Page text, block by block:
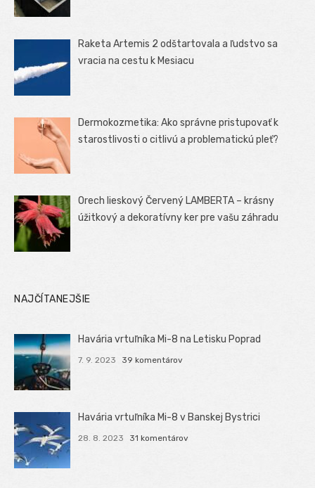
Raketa Artemis 2 odštartovala a ľudstvo sa
vracia na cestu k Mesiacu
Dermokozmetika: Ako správne pristupovať k
starostlivosti o citlivú a problematickú pleť?
Orech lieskový Červený LAMBERTA – krásny
úžitkový a dekoratívny ker pre vašu záhradu
NAJČÍTANEJŠIE
Havária vrtuľníka Mi-8 na Letisku Poprad
7. 9. 2023 39 komentárov
Havária vrtuľníka Mi-8 v Banskej Bystrici
28. 8. 2023 31 komentárov